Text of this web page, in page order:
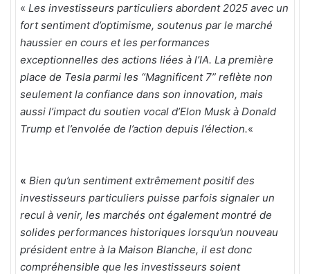
« Les investisseurs particuliers abordent 2025 avec un
fort sentiment d’optimisme, soutenus par le marché
haussier en cours et les performances
exceptionnelles des actions liées à l’IA. La première
place de Tesla parmi les “Magnificent 7” reflète non
seulement la confiance dans son innovation, mais
aussi l’impact du soutien vocal d’Elon Musk à Donald
Trump et l’envolée de l’action depuis l’élection.«
« Bien qu’un sentiment extrêmement positif des
investisseurs particuliers puisse parfois signaler un
recul à venir, les marchés ont également montré de
solides performances historiques lorsqu’un nouveau
président entre à la Maison Blanche, il est donc
compréhensible que les investisseurs soient